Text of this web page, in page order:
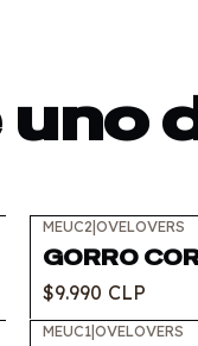
MEUC2|OVELOVERS
GORRO
$9.990 CLP
MEUC1|OVELOVERS